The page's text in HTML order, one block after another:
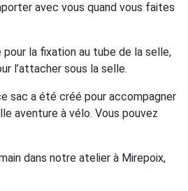
avec vous quand vous faites
pour la fixation au tube de la selle,
l’attacher sous la selle.
sac a été créé pour accompagner
aventure à vélo. Vous pouvez
dans notre atelier à Mirepoix,